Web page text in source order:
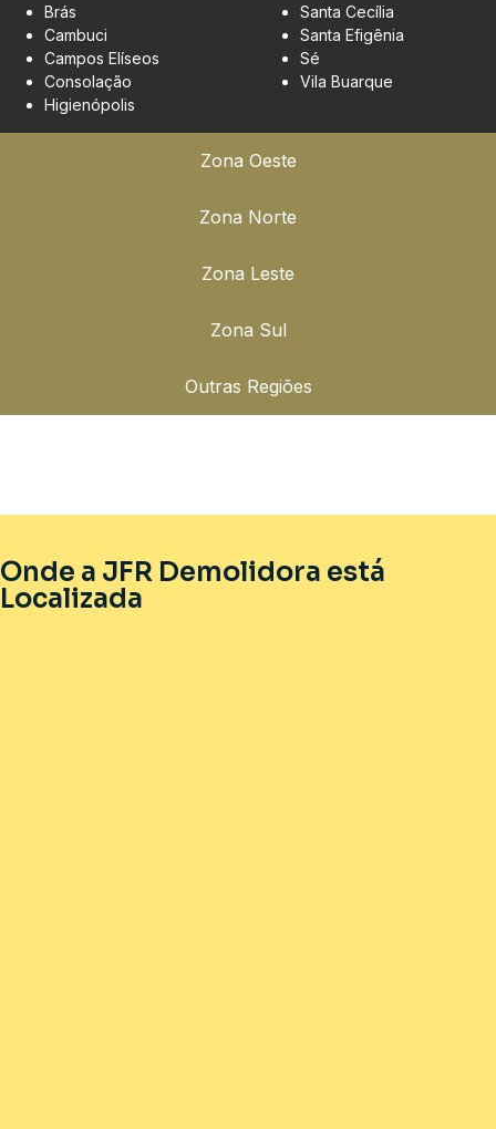
Zona Oeste
Zona Norte
Zona Leste
Zona Sul
Outras Regiões
Brás
Cambuci
Campos Elíseos
Consolação
Higienópolis
Santa Cecília
Santa Efigênia
Sé
Vila Buarque
Onde a JFR Demolidora está
Localizada